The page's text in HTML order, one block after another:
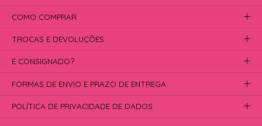
COMO COMPRAR
TROCAS E DEVOLUÇÕES
É CONSIGNADO?
FORMAS DE ENVIO E PRAZO DE ENTREGA
POLÍTICA DE PRIVACIDADE DE DADOS